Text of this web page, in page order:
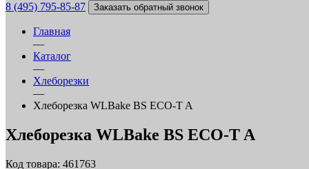
8 (495) 795-85-87 Заказать обратный звонок
Главная
—
Каталог
—
Хлеборезки
—
Хлеборезка WLBake BS ECO-T A
Хлеборезка WLBake BS ECO-T A
Код товара: 461763